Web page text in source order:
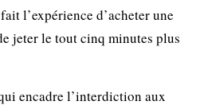
l’expérience d’acheter une
jeter le tout cinq minutes plus
encadre l’interdiction aux